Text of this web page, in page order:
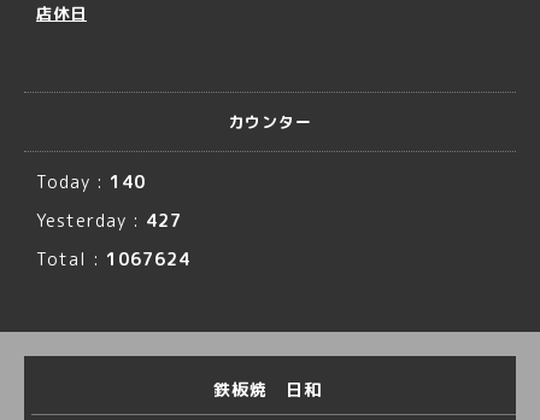
店休日
カウンター
Today : 140
Yesterday : 427
Total : 1067624
鉄板焼 日和